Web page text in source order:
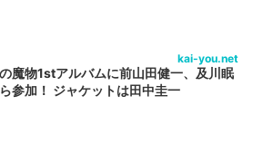
kai-you.net
魔物1stアルバムに前山田健一、及川眠
参加！ ジャケットは田中圭一